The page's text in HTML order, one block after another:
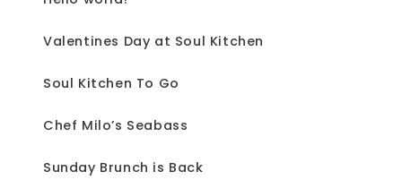
Valentines Day at Soul Kitchen
Soul Kitchen To Go
Chef Milo’s Seabass
Sunday Brunch is Back